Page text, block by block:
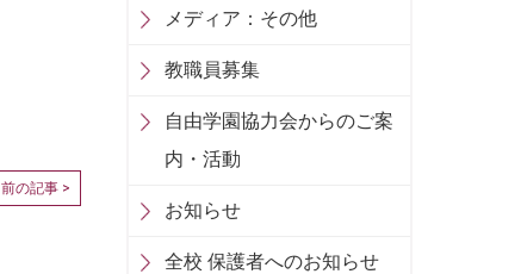
前の記事 >
メディア：その他
教職員募集
自由学園協力会からのご案
内・活動
お知らせ
全校 保護者へのお知らせ